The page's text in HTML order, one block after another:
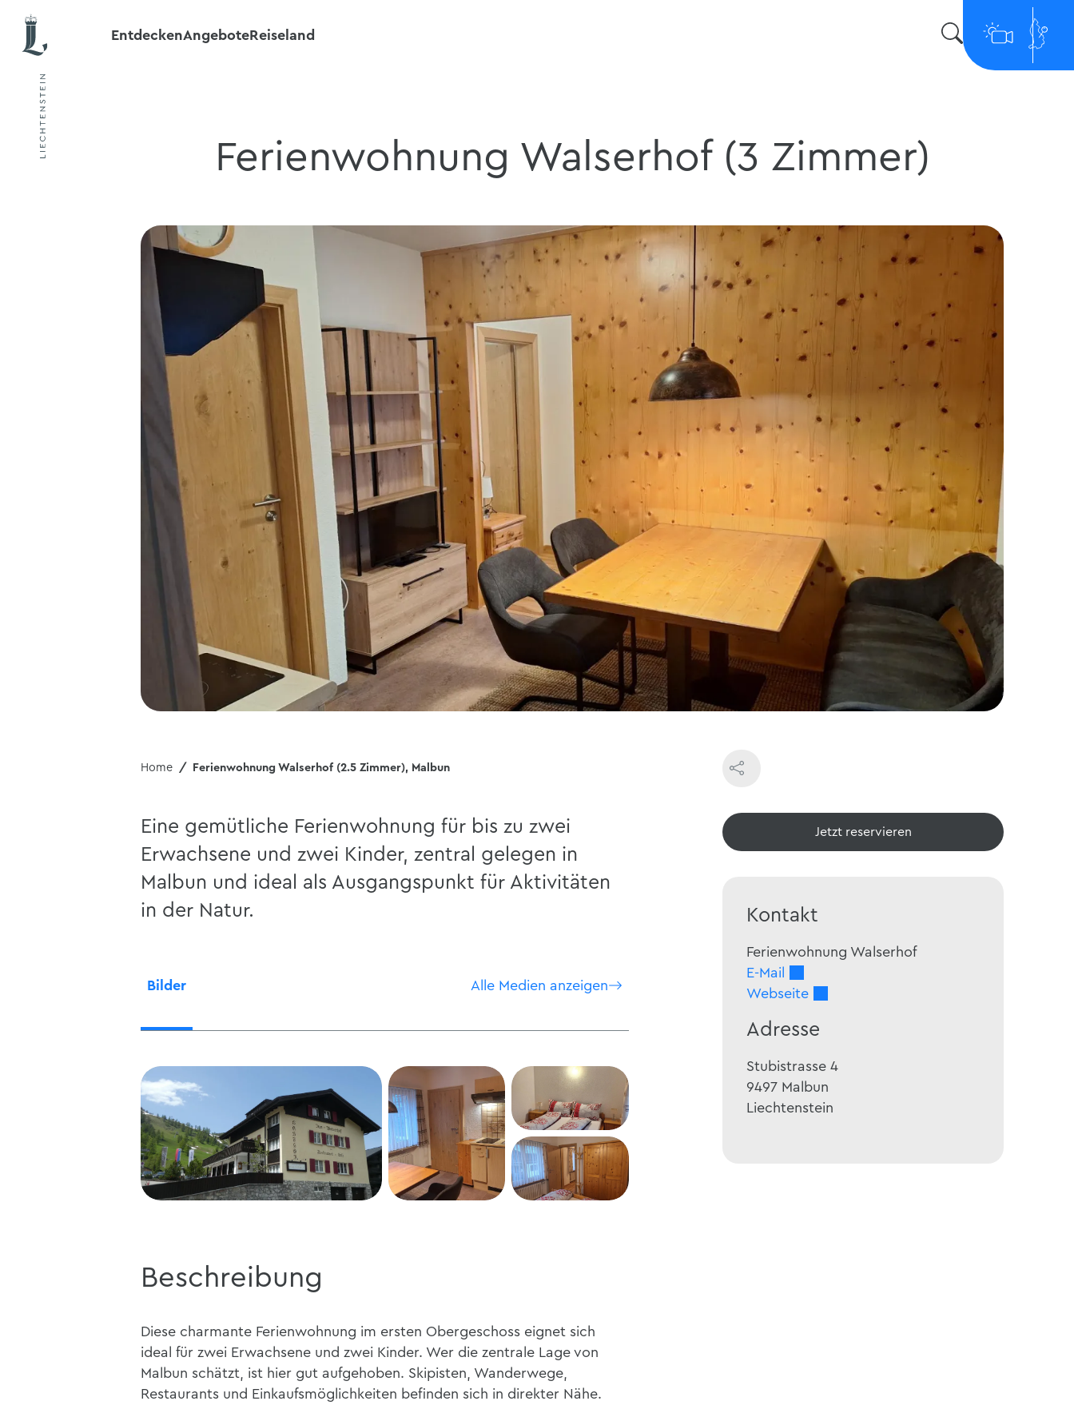
EntdeckenAngeboteReiseland
Ferienwohnung Walserhof (3 Zimmer)
Home Ferienwohnung Walserhof (2.5 Zimmer), Malbun
Eine gemütliche Ferienwohnung für bis zu zwei
Erwachsene und zwei Kinder, zentral gelegen in
Malbun und ideal als Ausgangspunkt für Aktivitäten
in der Natur.
Bilder Alle Medien anzeigen
Beschreibung
Diese charmante Ferienwohnung im ersten Obergeschoss eignet sich
ideal für zwei Erwachsene und zwei Kinder. Wer die zentrale Lage von
Malbun schätzt, ist hier gut aufgehoben. Skipisten, Wanderwege,
Restaurants und Einkaufsmöglichkeiten befinden sich in direkter Nähe.
Jetzt reservieren
Kontakt
Ferienwohnung Walserhof
E-Mail
Webseite
Adresse
Stubistrasse 4
9497 Malbun
Liechtenstein